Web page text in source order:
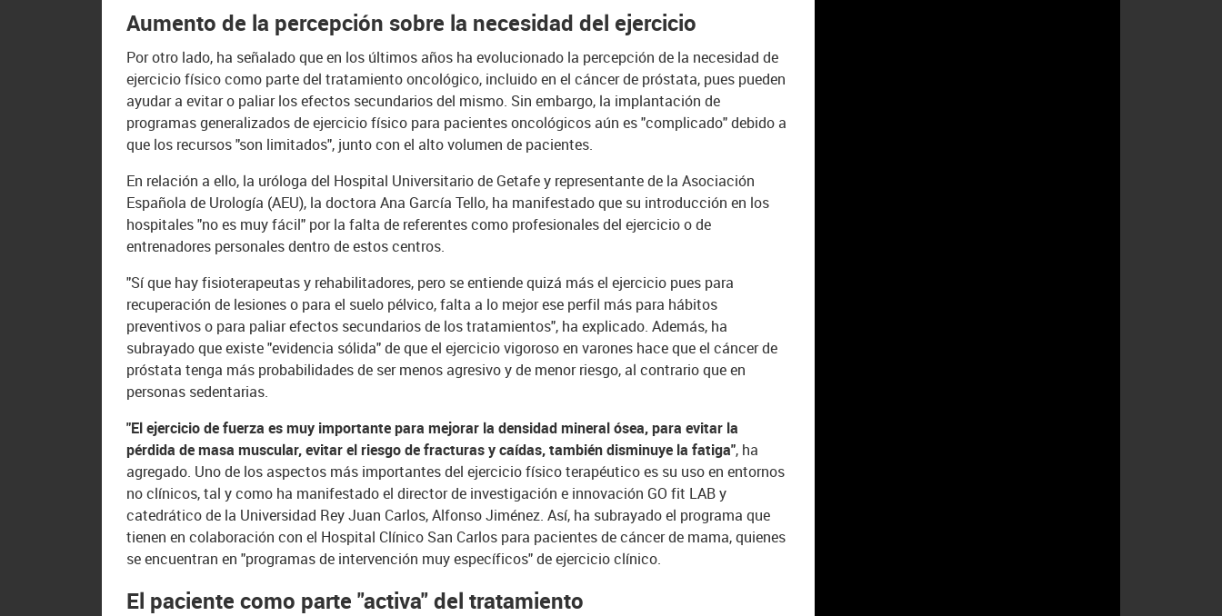
Aumento de la percepción sobre la necesidad del ejercicio
Por otro lado, ha señalado que en los últimos años ha evolucionado la percepción de la necesidad de
ejercicio físico como parte del tratamiento oncológico, incluido en el cáncer de próstata, pues pueden
ayudar a evitar o paliar los efectos secundarios del mismo. Sin embargo, la implantación de
programas generalizados de ejercicio físico para pacientes oncológicos aún es "complicado" debido a
que los recursos "son limitados", junto con el alto volumen de pacientes.
En relación a ello, la uróloga del Hospital Universitario de Getafe y representante de la Asociación
Española de Urología (AEU), la doctora Ana García Tello, ha manifestado que su introducción en los
hospitales "no es muy fácil" por la falta de referentes como profesionales del ejercicio o de
entrenadores personales dentro de estos centros.
"Sí que hay fisioterapeutas y rehabilitadores, pero se entiende quizá más el ejercicio pues para
recuperación de lesiones o para el suelo pélvico, falta a lo mejor ese perfil más para hábitos
preventivos o para paliar efectos secundarios de los tratamientos", ha explicado. Además, ha
subrayado que existe "evidencia sólida" de que el ejercicio vigoroso en varones hace que el cáncer de
próstata tenga más probabilidades de ser menos agresivo y de menor riesgo, al contrario que en
personas sedentarias.
"El ejercicio de fuerza es muy importante para mejorar la densidad mineral ósea, para evitar la
pérdida de masa muscular, evitar el riesgo de fracturas y caídas, también disminuye la fatiga", ha
agregado. Uno de los aspectos más importantes del ejercicio físico terapéutico es su uso en entornos
no clínicos, tal y como ha manifestado el director de investigación e innovación GO fit LAB y
catedrático de la Universidad Rey Juan Carlos, Alfonso Jiménez. Así, ha subrayado el programa que
tienen en colaboración con el Hospital Clínico San Carlos para pacientes de cáncer de mama, quienes
se encuentran en "programas de intervención muy específicos" de ejercicio clínico.
El paciente como parte "activa" del tratamiento